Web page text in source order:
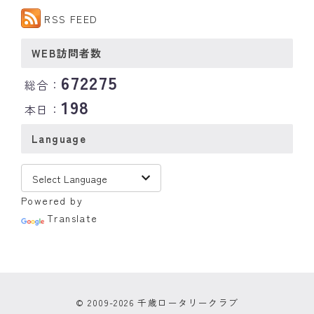
RSS FEED
WEB訪問者数
総合： 672275
本日：198
Language
Powered by
Translate
© 2009-2026 千歳ロータリークラブ